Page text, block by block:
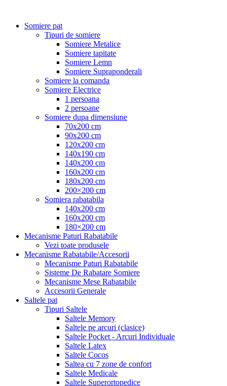
Somiere pat
Tipuri de somiere
Somiere Metalice
Somiere tapitate
Somiere Lemn
Somiere Supraponderali
Somiere la comanda
Somiere Electrice
1 persoana
2 persoane
Somiere dupa dimensiune
70x200 cm
90x200 cm
120x200 cm
140x190 cm
140x200 cm
160x200 cm
180x200 cm
200×200 cm
Somiera rabatabila
140x200 cm
160x200 cm
180×200 cm
Mecanisme Paturi Rabatabile
Vezi toate produsele
Mecanisme Rabatabile/Accesorii
Mecanisme Paturi Rabatabile
Sisteme De Rabatare Somiere
Mecanisme Mese Rabatabile
Accesorii Generale
Saltele pat
Tipuri Saltele
Saltele Memory
Saltele pe arcuri (clasice)
Saltele Pocket - Arcuri Individuale
Saltele Latex
Saltele Cocos
Saltea cu 7 zone de confort
Saltele Medicale
Saltele Superortopedice